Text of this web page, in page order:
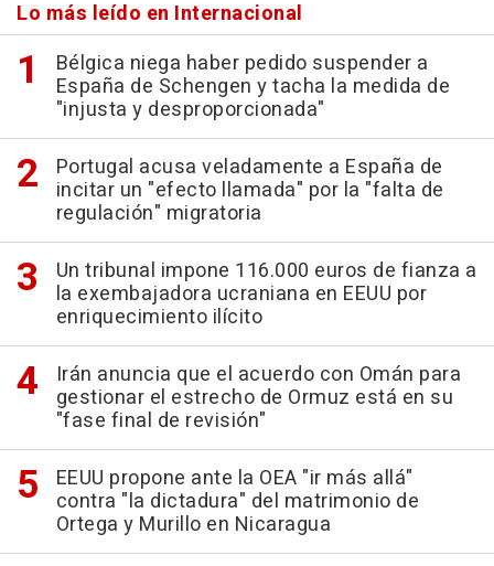
Lo más leído en Internacional
Bélgica niega haber pedido suspender a
España de Schengen y tacha la medida de
"injusta y desproporcionada"
Portugal acusa veladamente a España de
incitar un "efecto llamada" por la "falta de
regulación" migratoria
Un tribunal impone 116.000 euros de fianza a
la exembajadora ucraniana en EEUU por
enriquecimiento ilícito
Irán anuncia que el acuerdo con Omán para
gestionar el estrecho de Ormuz está en su
"fase final de revisión"
EEUU propone ante la OEA "ir más allá"
contra "la dictadura" del matrimonio de
Ortega y Murillo en Nicaragua